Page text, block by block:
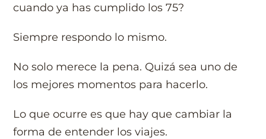
cuando ya has cumplido los 75?
Siempre respondo lo mismo.
No solo merece la pena. Quizá sea uno de
los mejores momentos para hacerlo.
Lo que ocurre es que hay que cambiar la
forma de entender los viajes.